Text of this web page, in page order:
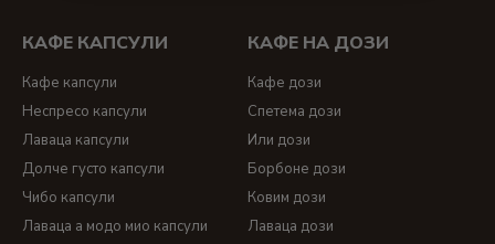
КАФЕ КАПСУЛИ
Кафе капсули
Неспресо капсули
Лаваца капсули
Долче густо капсули
Чибо капсули
Лаваца а модо мио капсули
КАФЕ НА ДОЗИ
Кафе дози
Спетема дози
Или дози
Борбоне дози
Ковим дози
Лаваца дози